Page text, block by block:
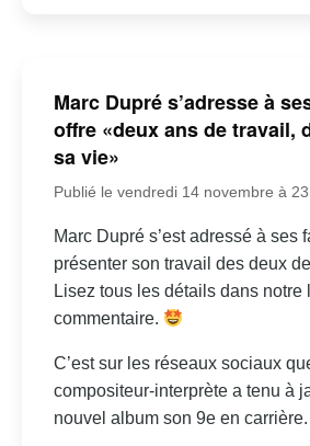
Marc Dupré s’adresse à
offre «deux ans de travail,
sa vie»
Publié le vendredi 14 novembre à
Marc Dupré s’est adressé à ses
présenter son travail des deux
Lisez tous les détails dans notre
commentaire.
C’est sur les réseaux sociaux
compositeur-interprète a tenu à
nouvel album son 9e en carrière.